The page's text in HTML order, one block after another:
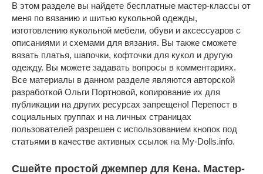
В этом разделе вы найдете бесплатные мастер-классы от
меня по вязанию и шитью кукольной одежды,
изготовлению кукольной мебели, обуви и аксессуаров с
описаниями и схемами для вязания. Вы также сможете
вязать платья, шапочки, кофточки для кукол и другую
одежду. Вы можете задавать вопросы в комментариях.
Все материалы в данном разделе являются авторской
разработкой Ольги Портновой, копирование их для
публикации на других ресурсах запрещено! Перепост в
социальных группах и на личных страницах
пользователей разрешен с использованием кнопок под
статьями в качестве активных ссылок на My-Dolls.info.
Сшейте простой джемпер для Кена. Мастер-